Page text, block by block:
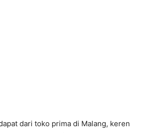
dari toko prima di Malang, keren